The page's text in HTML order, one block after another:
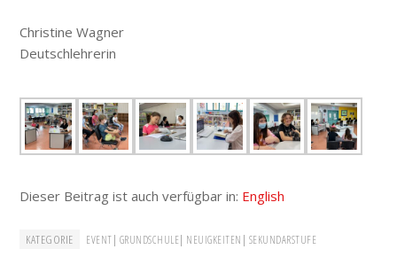
Christine Wagner
Deutschlehrerin
Dieser Beitrag ist auch verfügbar in: English
KATEGORIE EVENT| GRUNDSCHULE| NEUIGKEITEN | SEKUNDARSTUFE